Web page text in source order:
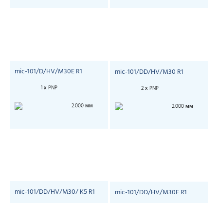
mic-101/D/HV/M30E R1
1 х PNP
2.000 мм
mic-101/DD/HV/M30 R1
2 х PNP
2.000 мм
mic-101/DD/HV/M30/ K5 R1 mic-101/DD/HV/M30E R1